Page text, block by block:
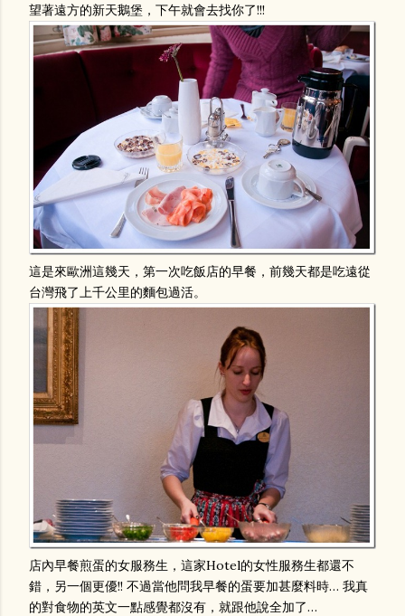
望著遠方的新天鵝堡，下午就會去找你了!!!
這是來歐洲這幾天，第一次吃飯店的早餐，前幾天都是吃遠從
台灣飛了上千公里的麵包過活。
店內早餐煎蛋的女服務生，這家Hotel的女性服務生都還不
錯，另一個更優!! 不過當他問我早餐的蛋要加甚麼料時… 我真
的對食物的英文一點感覺都沒有，就跟他說全加了…